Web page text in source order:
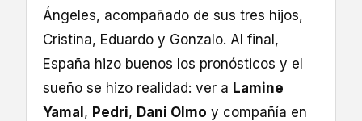
Ángeles, acompañado de sus tres hijos,
Cristina, Eduardo y Gonzalo. Al final,
España hizo buenos los pronósticos y el
sueño se hizo realidad: ver a Lamine
Yamal, Pedri, Dani Olmo y compañía en